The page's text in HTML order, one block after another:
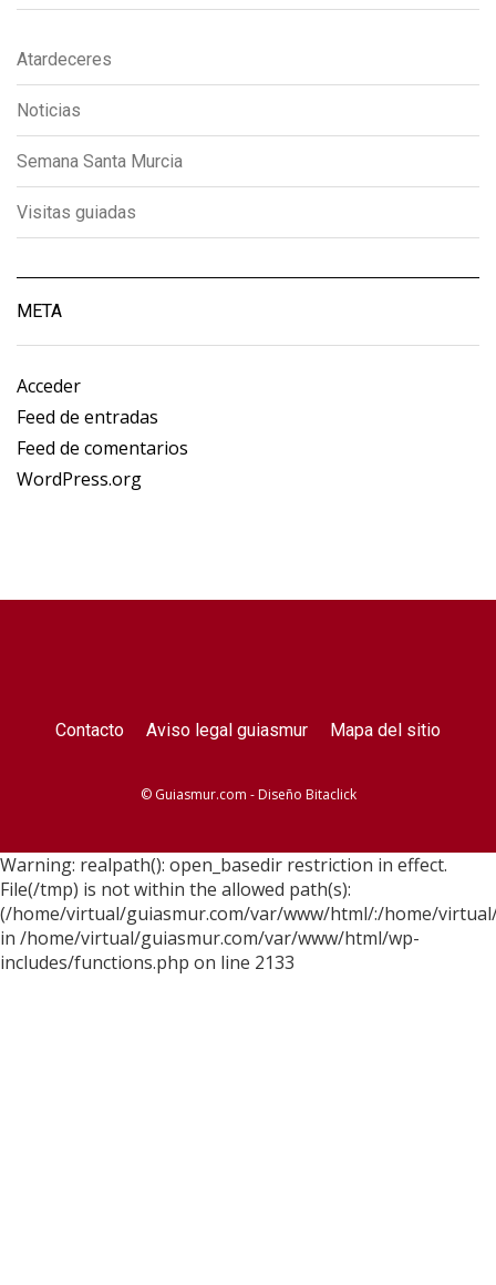
Atardeceres
Noticias
Semana Santa Murcia
Visitas guiadas
META
Acceder
Feed de entradas
Feed de comentarios
WordPress.org
Contacto Aviso legal guiasmur Mapa del sitio
© Guiasmur.com - Diseño Bitaclick
Warning: realpath(): open_basedir restriction in effect.
File(/tmp) is not within the allowed path(s):
(/home/virtual/guiasmur.com/var/www/html/:/home/
in /home/virtual/guiasmur.com/var/www/html/wp-
includes/functions.php on line 2133